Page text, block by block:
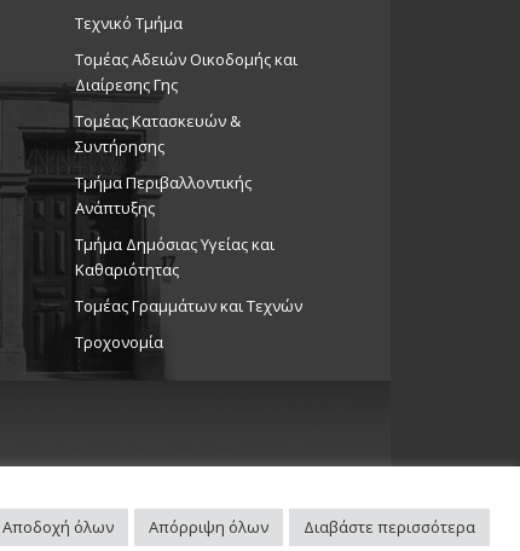
Τεχνικό Τμήμα
Τομέας Αδειών Οικοδομής και
Διαίρεσης Γης
Τομέας Κατασκευών &
Συντήρησης
Τμήμα Περιβαλλοντικής
Ανάπτυξης
Tμήμα Δημόσιας Υγείας και
Καθαριότητας
Τομέας Γραμμάτων και Τεχνών
Τροχονομία
Αποδοχή όλων Απόρριψη όλων Διαβάστε περισσότερα